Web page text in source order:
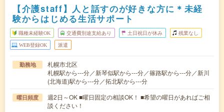
【介護staff】人と話すのが好きな方に＊未経
験からはじめる生活サポート
職種未経験OK 交通費別途支給あり 土日祝日が休み 残業なし
WEB登録OK 派遣
勤務地
札幌市北区
札幌駅から---分／新琴似駅から---分／篠路駅から---分／新川
(北海道)駅から---分／拓北駅から---分
曜日頻度
週2日～OK ■曜日固定の相談OK！ ■希望の曜日があればご相
談ください！